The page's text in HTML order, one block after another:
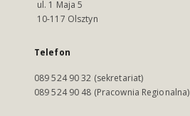
ul. 1 Maja 5
10-117 Olsztyn
Telefon
089 524 90 32 (sekretariat)
089 524 90 48 (Pracownia Regionalna)